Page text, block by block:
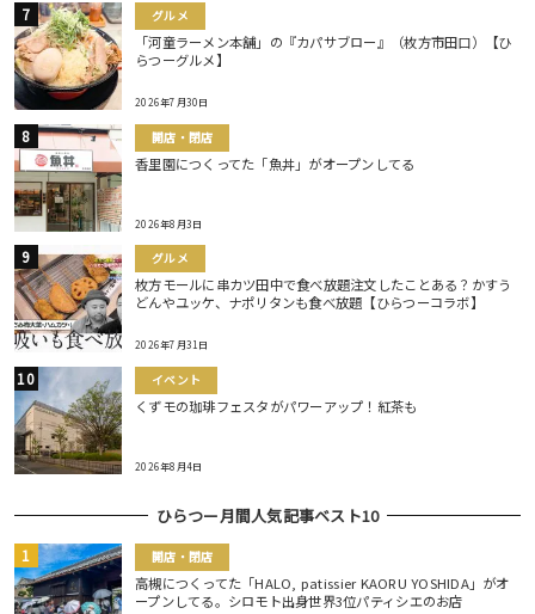
グルメ
「河童ラーメン本舗」の『カパサブロー』（枚方市田口）【ひ
らつーグルメ】
2026年7月30日
開店・閉店
香里園につくってた「魚丼」がオープンしてる
2026年8月3日
グルメ
枚方モールに串カツ田中で食べ放題注文したことある？かすう
どんやユッケ、ナポリタンも食べ放題【ひらつーコラボ】
2026年7月31日
イベント
くずモの珈琲フェスタがパワーアップ！紅茶も
2026年8月4日
ひらつー月間人気記事ベスト10
開店・閉店
高槻につくってた「HALO, patissier KAORU YOSHIDA」がオ
ープンしてる。シロモト出身世界3位パティシエのお店